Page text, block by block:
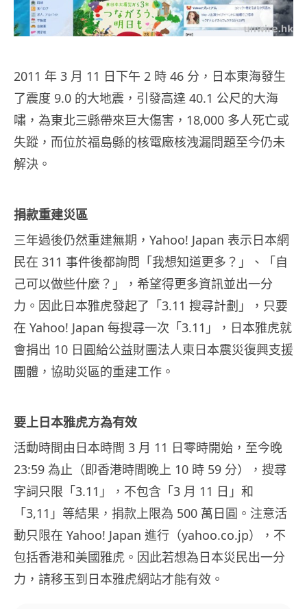
2011 年 3 月 11 日下午 2 時 46 分，日本東海發生
了震度 9.0 的大地震，引發高達 40.1 公尺的大海
嘯，為東北三縣帶來巨大傷害，18,000 多人死亡或
失蹤，而位於福島縣的核電廠核洩漏問題至今仍未
解決。
捐款重建災區
三年過後仍然重建無期，Yahoo! Japan 表示日本網
民在 311 事件後都詢問「我想知道更多？」、「自
己可以做些什麼？」，希望得更多資訊並出一分
力。因此日本雅虎發起了「3.11 搜尋計劃」，只要
在 Yahoo! Japan 每搜尋一次「3.11」，日本雅虎就
會捐出 10 日圓給公益財團法人東日本震災復興支援
團體，協助災區的重建工作。
要上日本雅虎方為有效
活動時間由日本時間 3 月 11 日零時開始，至今晚
23:59 為止（即香港時間晚上 10 時 59 分），搜尋
字詞只限「3.11」，不包含「3 月 11 日」和
「3,11」等結果，捐款上限為 500 萬日圓。注意活
動只限在 Yahoo! Japan 進行（yahoo.co.jp），不
包括香港和美國雅虎。因此若想為日本災民出一分
力，請移玉到日本雅虎網站才能有效。